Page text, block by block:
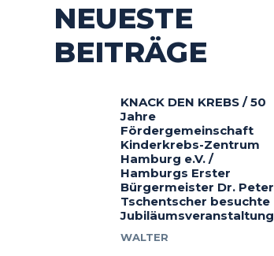
NEUESTE
BEITRÄGE
KNACK DEN KREBS / 50
Jahre
Fördergemeinschaft
Kinderkrebs-Zentrum
Hamburg e.V. /
Hamburgs Erster
Bürgermeister Dr. Peter
Tschentscher besuchte
Jubiläumsveranstaltung
WALTER